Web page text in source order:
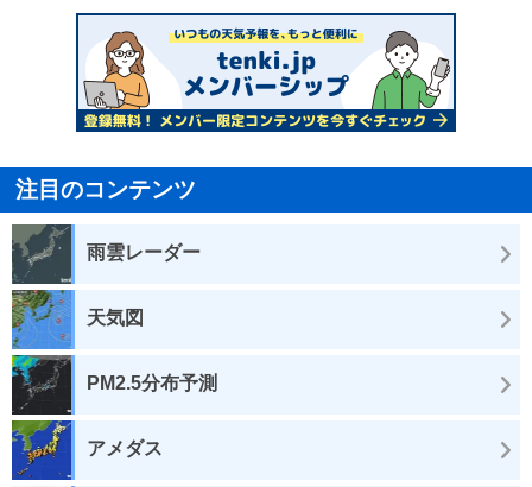
注目のコンテンツ
雨雲レーダー
天気図
PM2.5分布予測
アメダス